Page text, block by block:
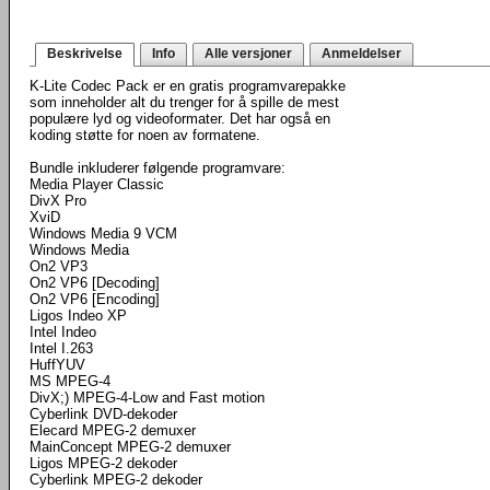
Beskrivelse Info Alle versjoner Anmeldelser
K-Lite Codec Pack er en gratis programvarepakke
som inneholder alt du trenger for å spille de mest
populære lyd og videoformater. Det har også en
koding støtte for noen av formatene.
Bundle inkluderer følgende programvare:
Media Player Classic
DivX Pro
XviD
Windows Media 9 VCM
Windows Media
On2 VP3
On2 VP6 [Decoding]
On2 VP6 [Encoding]
Ligos Indeo XP
Intel Indeo
Intel I.263
HuffYUV
MS MPEG-4
DivX;) MPEG-4-Low and Fast motion
Cyberlink DVD-dekoder
Elecard MPEG-2 demuxer
MainConcept MPEG-2 demuxer
Ligos MPEG-2 dekoder
Cyberlink MPEG-2 dekoder